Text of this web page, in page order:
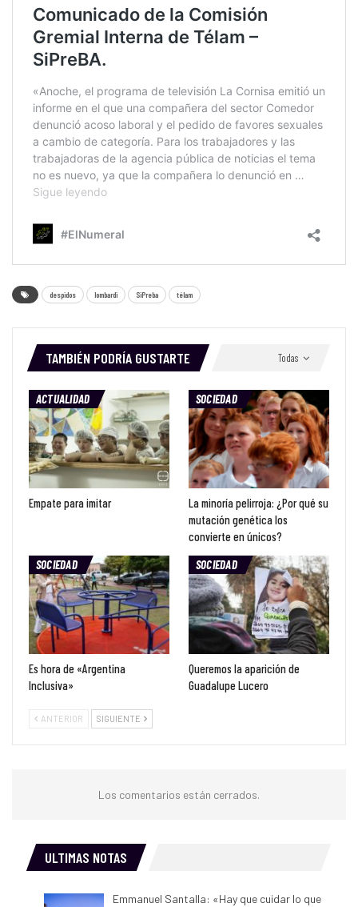
despidos lombardi SiPreba télam
Todas
TAMBIÉN PODRÍA GUSTARTE
ACTUALIDAD
Empate para imitar
SOCIEDAD
La minoría pelirroja: ¿Por qué su
mutación genética los
convierte en únicos?
SOCIEDAD
Es hora de «Argentina
Inclusiva»
SOCIEDAD
Queremos la aparición de
Guadalupe Lucero
ANTERIOR SIGUIENTE
Los comentarios están cerrados.
ULTIMAS NOTAS
Emmanuel Santalla: «Hay que cuidar lo que